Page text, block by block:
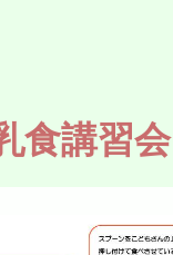
食講習